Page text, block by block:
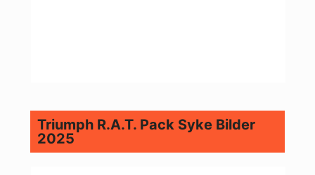
Triumph R.A.T. Pack Syke Bilder
2025